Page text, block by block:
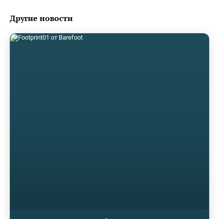
Другие новости